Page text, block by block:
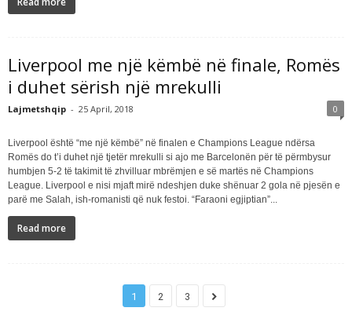
Liverpool me një këmbë në finale, Romës
i duhet sërish një mrekulli
Lajmetshqip - 25 April, 2018 0
Liverpool është “me një këmbë” në finalen e Champions League ndërsa
Romës do t’i duhet një tjetër mrekulli si ajo me Barcelonën për të përmbysur
humbjen 5-2 të takimit të zhvilluar mbrëmjen e së martës në Champions
League. Liverpool e nisi mjaft mirë ndeshjen duke shënuar 2 gola në pjesën e
parë me Salah, ish-romanisti që nuk festoi. “Faraoni egjiptian”...
Read more
1 2 3